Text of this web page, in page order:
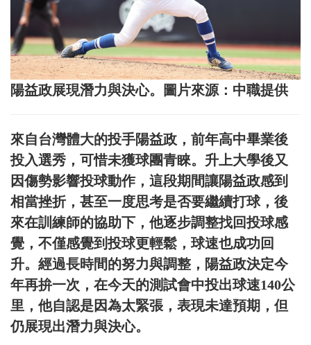
陽益政展現潛力與決心。圖片來源：中職提供
來自台灣體大的投手陽益政，前年高中畢業後
投入選秀，可惜未獲球團青睞。升上大學後又
因傷勢影響投球動作，這段期間讓陽益政感到
相當挫折，甚至一度思考是否要繼續打球，後
來在訓練師的協助下，他逐步調整找回投球感
覺，不僅感覺到投球更輕鬆，球速也成功回
升。經過長時間的努力與調整，陽益政決定今
年再拚一次，在今天的測試會中投出球速140公
里，他自認是因為太緊張，表現未達預期，但
仍展現出潛力與決心。